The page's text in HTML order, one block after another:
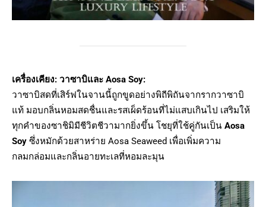
เครื่องเคียง: วาซาบิและ Aosa Soy:
วาซาบิสดที่เสิร์ฟในจานนี้ถูกขูดอย่างพิถีพิถันจากรากวาซาบิ
แท้ มอบกลิ่นหอมสดชื่นและรสเผ็ดร้อนที่ไม่แสบเกินไป เสริมให้
ทุกคำของซาชิมิมีชีวิตชีวามากยิ่งขึ้น โชยุที่ใช้คู่กันเป็น Aosa
Soy ซึ่งหมักด้วยสาหร่าย Aosa Seaweed เพื่อเพิ่มความ
กลมกล่อมและกลิ่นอายทะเลที่หอมละมุน